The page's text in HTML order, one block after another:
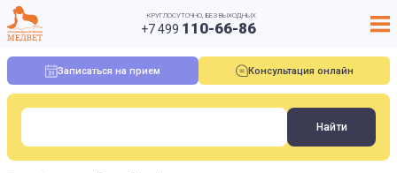
КРУГЛОСУТОЧНО, БЕЗ ВЫХОДНЫХ
+7 499 110-66-86
Записаться на прием Консультация онлайн